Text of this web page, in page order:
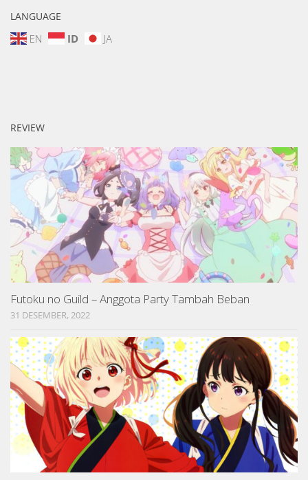
LANGUAGE
EN ID JA
REVIEW
Futoku no Guild – Anggota Party Tambah Beban
31 DESEMBER, 2022